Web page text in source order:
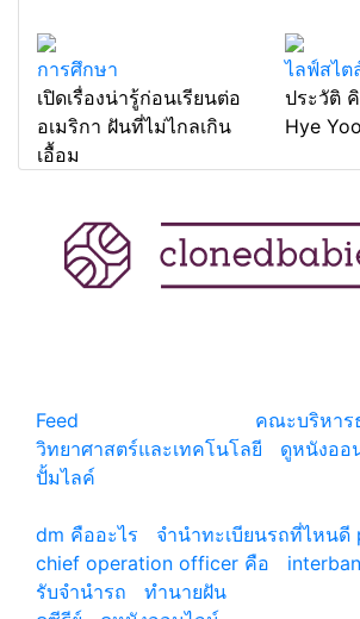
การศึกษา
เปิดเรื่องน่ารู้ก่อนเรียนต่อ
อเมริกา ฝันที่ไม่ไกลเกิน
เอื้อม
ไลฟ์สไต
ประวัติ
Hye
Feed
คณะบริหาร
วิทยาศาสตร์และเทคโนโลยี
ดูหนังออ
ปั้มไลค์
dm คืออะไร
จํานําทะเบียนรถที่ไหนดี
chief operation officer คือ
รับจํานํารถ
ทํานายฝัน